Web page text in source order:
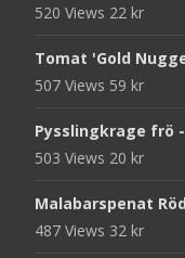
520 Views 22 kr
Tomat 'Gold
507 Views 59 kr
Pysslingkrage frö
503 Views 20 kr
Malabarspenat
487 Views 32 kr